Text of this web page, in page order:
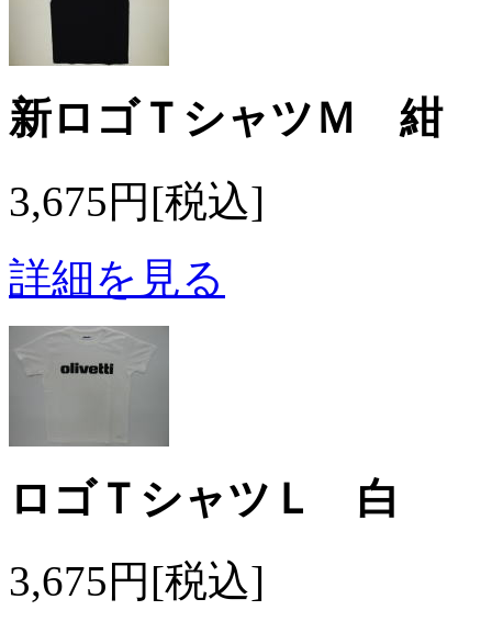
新ロゴＴシャツＭ 紺
3,675円[税込]
詳細を見る
ロゴＴシャツＬ 白
3,675円[税込]